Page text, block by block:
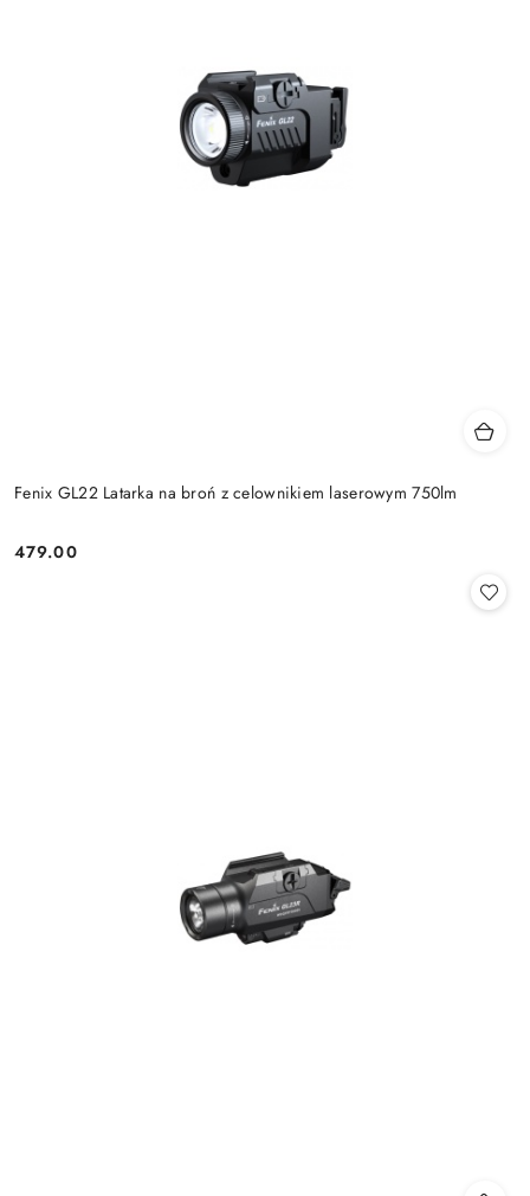
Fenix GL22 Latarka na broń z celownikiem laserowym 750lm
Cena:
479.00